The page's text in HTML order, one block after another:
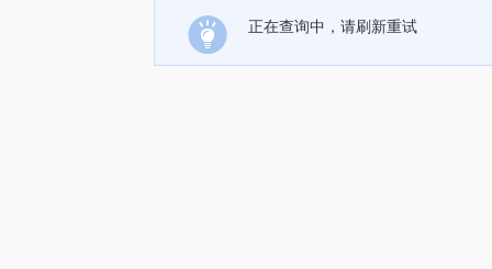
正在查询中，请刷新重试